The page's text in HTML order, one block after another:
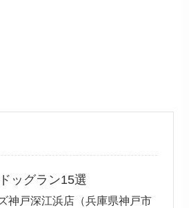
ッグラン15選
神戸深江浜店（兵庫県神戸市